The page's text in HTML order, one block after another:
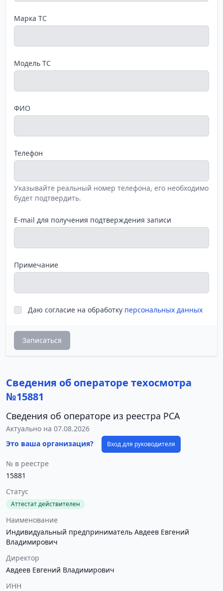
Марка ТС
Модель ТС
ФИО
Телефон
Указывайте реальный номер телефона, его необходимо
будет подтвердить.
E-mail для получения подтверждения записи
Примечание
Даю согласие на обработку персональных данных
Записаться
Сведения об операторе техосмотра
№15881
Сведения об операторе из реестра РСА
Актуально на 07.08.2026
Это ваша организация?
Вход для руководителя
№ в реестре
15881
Статус
Аттестат действителен
Наименование
Индивидуальный предприниматель Авдеев Евгений
Владимирович
Директор
Авдеев Евгений Владимирович
ИНН